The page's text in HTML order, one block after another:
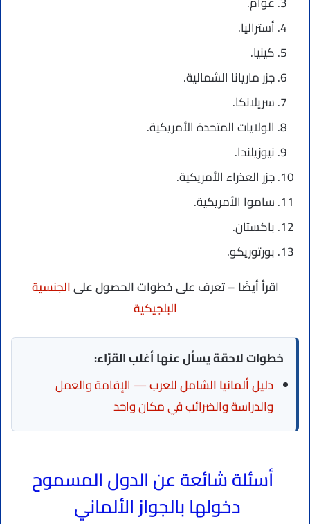
أستراليا.
كينيا.
جزر ماريانا الشمالية.
سريلانكا.
الولايات المتحدة الأمريكية.
نيوزيلندا.
جزر العذراء الأمريكية.
ساموا الأمريكية.
باكستان.
بورتوريكو.
اقرأ أيضًا – تعرف على خطوات الحصول علىالجنسية
البلجيكية
خطوات لاحقة يسأل عنها أغلب القرّاء:
دليل ألمانيا الشامل للعرب— الإقامة والعمل
والدراسة والضرائب في مكان واحد
أسئلة شائعة عن الدول المسموح
دخولها بالجواز الألماني